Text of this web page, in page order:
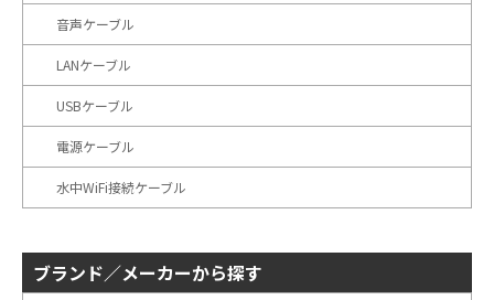
音声ケーブル
LANケーブル
USBケーブル
電源ケーブル
水中WiFi接続ケーブル
ブランド／メーカーから探す